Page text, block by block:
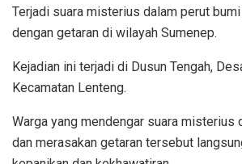
Terjadi suara misterius dalam perut
dengan getaran di wilayah Sumenep.
Kejadian ini terjadi di Dusun Tengah,
Kecamatan Lenteng.
Warga yang mendengar suara misterius
dan merasakan getaran tersebut